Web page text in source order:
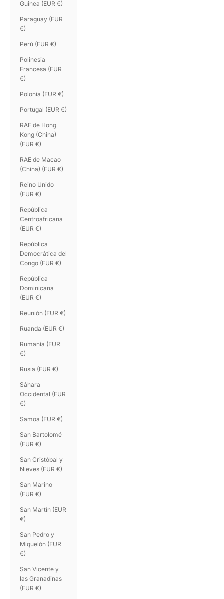
Guinea (EUR €)
Paraguay (EUR
€)
Perú (EUR €)
Polinesia
Francesa (EUR
€)
Polonia (EUR €)
Portugal (EUR €)
RAE de Hong
Kong (China)
(EUR €)
RAE de Macao
(China) (EUR €)
Reino Unido
(EUR €)
República
Centroafricana
(EUR €)
República
Democrática del
Congo (EUR €)
República
Dominicana
(EUR €)
Reunión (EUR €)
Ruanda (EUR €)
Rumanía (EUR
€)
Rusia (EUR €)
Sáhara
Occidental (EUR
€)
Samoa (EUR €)
San Bartolomé
(EUR €)
San Cristóbal y
Nieves (EUR €)
San Marino
(EUR €)
San Martín (EUR
€)
San Pedro y
Miquelón (EUR
€)
San Vicente y
las Granadinas
(EUR €)